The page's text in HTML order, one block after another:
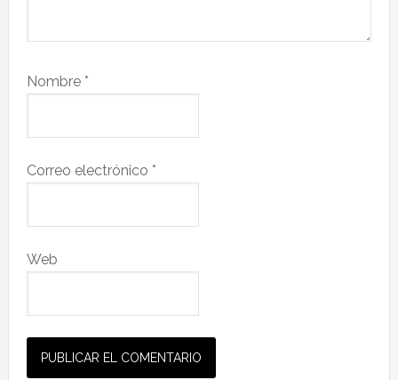
Nombre *
Correo electrónico *
Web